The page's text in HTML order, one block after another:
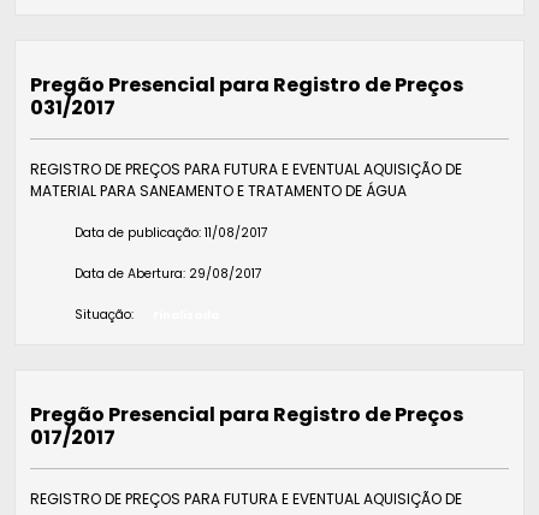
Pregão Presencial para Registro de Preços
031/2017
REGISTRO DE PREÇOS PARA FUTURA E EVENTUAL AQUISIÇÃO DE
MATERIAL PARA SANEAMENTO E TRATAMENTO DE ÁGUA
Data de publicação: 11/08/2017
Data de Abertura: 29/08/2017
Situação:
Pregão Presencial para Registro de Preços
017/2017
REGISTRO DE PREÇOS PARA FUTURA E EVENTUAL AQUISIÇÃO DE